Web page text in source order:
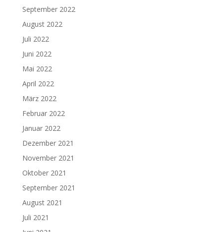
September 2022
August 2022
Juli 2022
Juni 2022
Mai 2022
April 2022
März 2022
Februar 2022
Januar 2022
Dezember 2021
November 2021
Oktober 2021
September 2021
August 2021
Juli 2021